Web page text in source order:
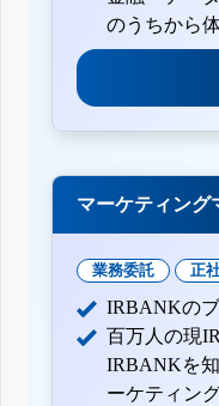
のうちから
マーケティング
業務委託 正
IRBANKの
百万人の現
IRBANKを
ーケティン